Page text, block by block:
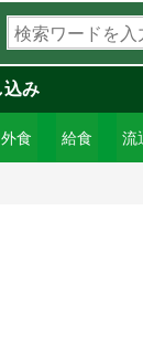
検
索
ワ
ー
ド
を
外食 給食 流
み